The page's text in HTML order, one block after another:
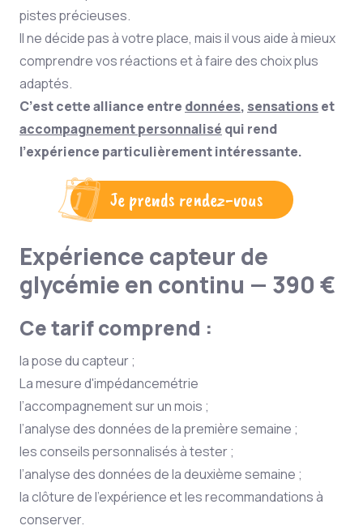
pistes précieuses.
Il ne décide pas à votre place, mais il vous aide à mieux
comprendre vos réactions et à faire des choix plus
adaptés.
C’est cette alliance entre données, sensationset
accompagnement personnalisé qui rend
l’expérience particulièrement intéressante.
Je prends rendez-vous
Expérience capteur de
glycémie en continu — 390 €
Ce tarif comprend :
la pose du capteur ;
La mesure d'impédancemétrie
l’accompagnement sur un mois ;
l’analyse des données de la première semaine ;
les conseils personnalisés à tester ;
l’analyse des données de la deuxième semaine ;
la clôture de l’expérience et les recommandations à
conserver.